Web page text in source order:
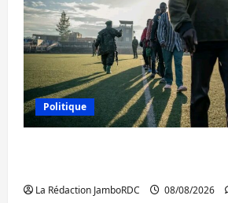
Politique
La Rédaction JamboRDC 08/08/2026